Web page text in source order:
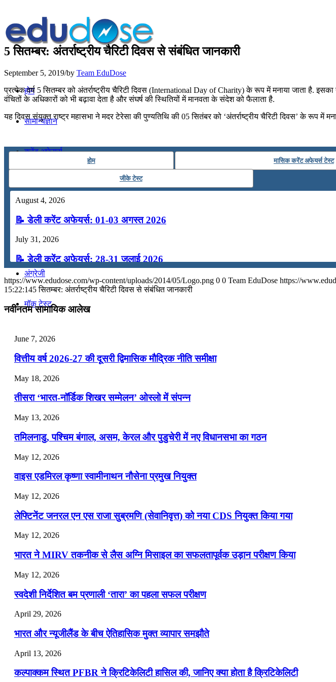
होम
सामान्यज्ञान
करेंट अफेयर्स
तर्कशक्ति
कंप्यूटर
अंग्रेजी
मॉक टेस्ट
टुडेज जीके
Menu Menu
5 सितम्बर: अंतर्राष्ट्रीय चैरिटी दिवस से संबंधित जानकारी
September 5, 2019/by Team EduDose
प्रत्येक वर्ष 5 सितम्बर को अंतर्राष्ट्रीय चैरिटी दिवस (International Day of Charity) के रूप में मनाया जाता है. इसका
वंचितों के अधिकारों को भी बढ़ावा देता है और संघर्ष की स्थितियों में मानवता के संदेश को फैलाता है.
यह दिवस संयुक्त राष्ट्र महासभा ने मदर टेरेसा की पुण्यतिथि की 05 सितंबर को ‘अंतर्राष्ट्रीय चैरिटी दिवस’ के रूप में
होम मासिक करेंट अफेयर्स टेस्ट
जीके टेस्ट
August 4, 2026
📝 डेली करेंट अफेयर्स: 01-03 अगस्त 2026
July 31, 2026
📝 डेली करेंट अफेयर्स: 28-31 जुलाई 2026
July 28, 2026
📝 डेली करेंट अफेयर्स: 25-27 जुलाई 2026
📝 डेली करेंट अफेयर्स: 22-24 जुलाई 2026
July 22, 2026
📝 डेली करेंट अफेयर्स: 19-21 जुलाई 2026
July 19, 2026
📝 डेली करेंट अफेयर्स: 16-18 जुलाई 2026
July 16, 2026
📝 डेली करेंट अफेयर्स: 13-15 जुलाई 2026
https://www.edudose.com/wp-content/uploads/2014/05/Logo.png 0 0 Team EduDose https://
15:22:145 सितम्बर: अंतर्राष्ट्रीय चैरिटी दिवस से संबंधित जानकारी
नवीनतम सामायिक आलेख
June 7, 2026
वित्तीय वर्ष 2026-27 की दूसरी द्विमासिक मौद्रिक नीति समीक्षा
May 18, 2026
तीसरा ‘भारत-नॉर्डिक शिखर सम्मेलन’ ओस्लो में संपन्न
May 13, 2026
तमिलनाडु, पश्चिम बंगाल, असम, केरल और पुडुचेरी में नए विधानसभा का गठन
May 12, 2026
वाइस एडमिरल कृष्णा स्वामीनाथन नौसेना प्रमुख नियुक्त
May 12, 2026
लेफ्टिनेंट जनरल एन एस राजा सुब्रमणि (सेवानिवृत्त) को नया CDS नियुक्त किया गया
May 12, 2026
भारत ने MIRV तकनीक से लैस अग्नि मिसाइल का सफलतापूर्वक उड़ान परीक्षण किया
May 12, 2026
स्वदेशी निर्देशित बम प्रणाली ‘तारा’ का पहला सफल परीक्षण
April 29, 2026
भारत और न्यूजीलैंड के बीच ऐतिहासिक मुक्त व्यापार समझौते
April 13, 2026
कल्पाक्कम स्थित PFBR ने क्रिटिकेलिटी हासिल की, जानिए क्या होता है क्रिटिकेलिटी